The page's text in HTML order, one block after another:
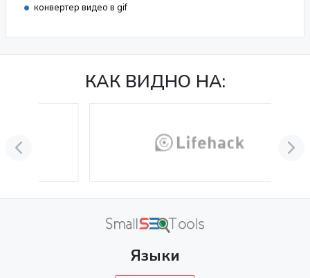
конвертер видео в gif
КАК ВИДНО НА:
Языки